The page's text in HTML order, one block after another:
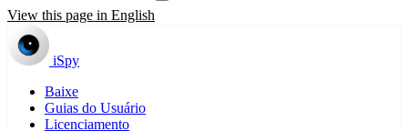
View this page in English
iSpy
Baixe
Guias do Usuário
Licenciamento